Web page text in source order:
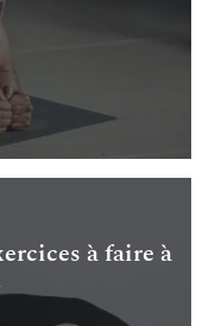
à faire à